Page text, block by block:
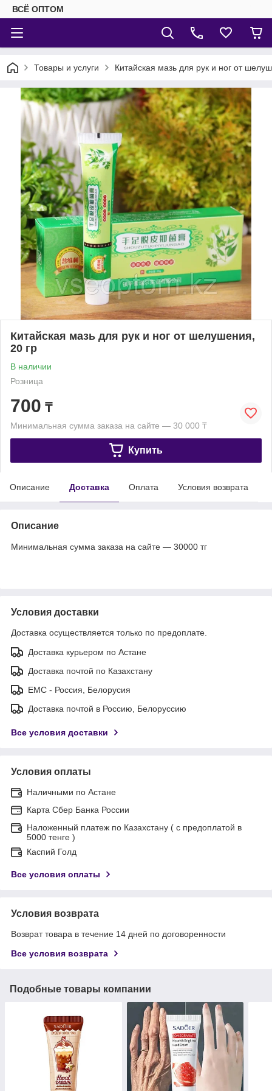
ВСЁ ОПТОМ
Товары и услуги Китайская мазь для рук и ног от
Китайская мазь для рук и ног от шелушения,
20 гр
В наличии
Розница
700 ₸
Минимальная сумма заказа на сайте — 30 000 ₸
Купить
Описание Доставка Оплата Условия возврата
Описание
Минимальная сумма заказа на сайте — 30000 тг
Условия доставки
Доставка осуществляется только по предоплате.
Доставка курьером по Астане
Доставка почтой по Казахстану
ЕМС - Россия, Белорусия
Доставка почтой в Россию, Белоруссию
Все условия доставки
Условия оплаты
Наличными по Астане
Карта Сбер Банка России
Наложенный платеж по Казахстану ( с предоплатой в
5000 тенге )
Каспий Голд
Все условия оплаты
Условия возврата
Возврат товара в течение 14 дней по договоренности
Все условия возврата
Подобные товары компании